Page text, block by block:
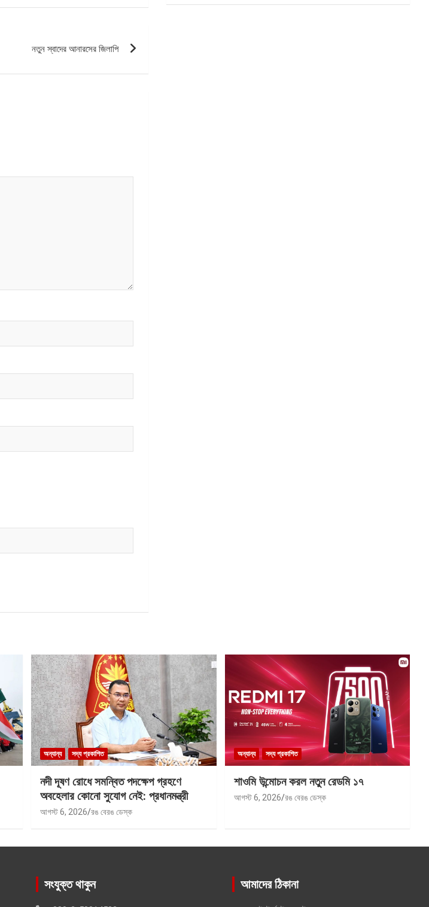
নতুন স্বাদের আনারসের জিলাপি
অন্যান্য সদ্য প্রকাশিত
নদী দূষণ রোধে সমন্বিত পদক্ষেপ গ্রহণে
অবহেলার কোনো সুযোগ নেই: প্রধানমন্ত্রী
আগস্ট 6, 2026 রঙ বেরঙ ডেস্ক
অন্যান্য সদ্য প্রকাশিত
শাওমি উন্মোচন করল নতুন রেডমি ১৭
আগস্ট 6, 2026 রঙ বেরঙ ডেস্ক
সংযুক্ত থাকুন আমাদের ঠিকানা